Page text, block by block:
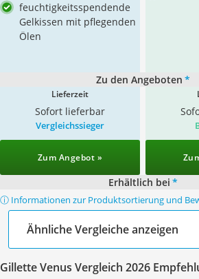
feuchtigkeitsspendende
Gelkissen mit pflegenden
Ölen
Zu den Angeboten *
Lieferzeit
Sofort lieferbar
Vergleichssieger
Zum Angebot »
Erhältlich bei *
ⓘ Informationen zur Produktsortierung und
Ähnliche Vergleiche anzeigen
Gillette Venus Vergleich 2026